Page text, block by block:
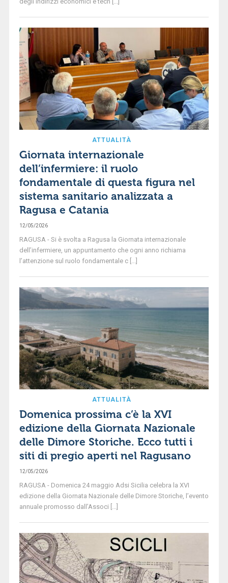
ATTUALITÀ
Giornata internazionale
dell’infermiere: il ruolo
fondamentale di questa figura nel
sistema sanitario analizzata a
Ragusa e Catania
12/05/2026
RAGUSA - Si è svolta a Ragusa la Giornata internazionale
dell’infermiere, un appuntamento che ogni anno richiama
l’attenzione sul ruolo fondamentale c [...]
ATTUALITÀ
Domenica prossima c’è la XVI
edizione della Giornata Nazionale
delle Dimore Storiche. Ecco tutti i
siti di pregio aperti nel Ragusano
12/05/2026
RAGUSA - Domenica 24 maggio Adsi Sicilia celebra la XVI
edizione della Giornata Nazionale delle Dimore Storiche, l’evento
annuale promosso dall’Associ [...]